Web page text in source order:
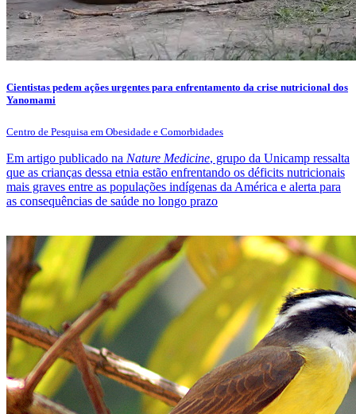
Cientistas pedem ações urgentes para enfrentamento da crise nutricional dos
Yanomami
Centro de Pesquisa em Obesidade e Comorbidades
Em artigo publicado na Nature Medicine, grupo da Unicamp ressalta
que as crianças dessa etnia estão enfrentando os déficits nutricionais
mais graves entre as populações indígenas da América e alerta para
as consequências de saúde no longo prazo